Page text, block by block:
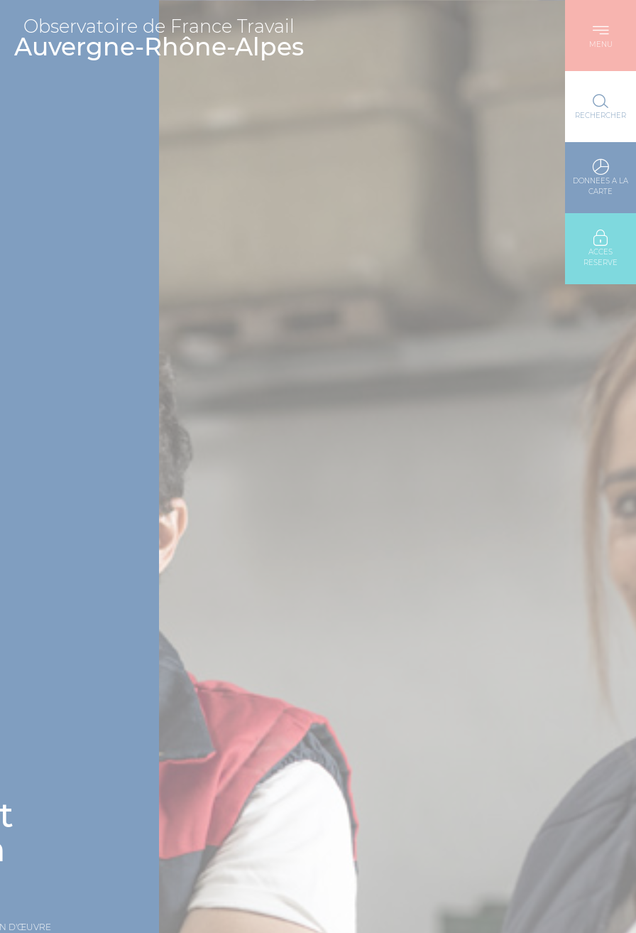
Observatoire de France Travail
Auvergne-Rhône-Alpes MENU
RECHERCHER
DONNEES A LA
CARTE
ACCES
RESERVE
D'ŒUVRE